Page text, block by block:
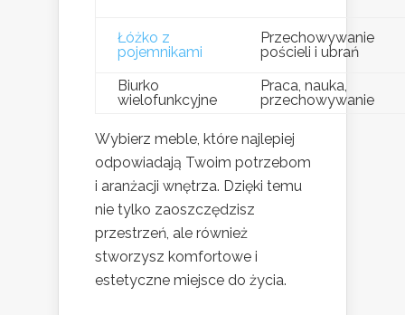
Łóżko z
pojemnikami
Przechowywanie
pościeli i ubrań
Biurko
wielofunkcyjne
Praca, nauka,
przechowywanie
Wybierz meble, które najlepiej
odpowiadają Twoim potrzebom
i aranżacji wnętrza. Dzięki temu
nie tylko zaoszczędzisz
przestrzeń, ale również
stworzysz komfortowe i
estetyczne miejsce do życia.